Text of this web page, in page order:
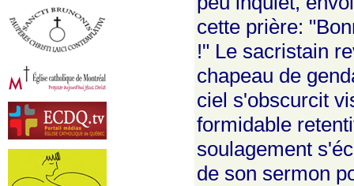
cette prière:
!" Le sacristain
chapeau de
ciel s'obscurcit
formidable
soulagement
de son sermon